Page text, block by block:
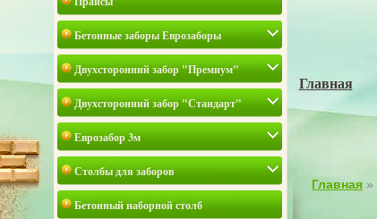
Главная
Бетонные заборы Еврозаборы
Двухсторонний забор "Премиум"
Двухсторонний забор "Стандарт"
Еврозабор 3м
Столбы для заборов
Бетонный наборной столб
Главная »